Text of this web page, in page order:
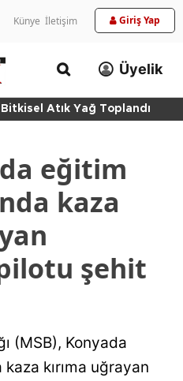
Künye İletişim Giriş Yap
Üyelik
Zincir Marketlere Sıkı Denetim
eğitim
kaza
pilotu şehit
(MSB), Konyada
kırıma uğrayan